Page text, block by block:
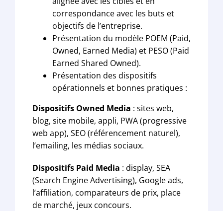
correspondance avec les buts et
objectifs de l’entreprise.
Présentation du modèle POEM (Paid,
Owned, Earned Media) et PESO (Paid
Earned Shared Owned).
Présentation des dispositifs
opérationnels et bonnes pratiques :
Dispositifs Owned Media : sites web,
blog, site mobile, appli, PWA (progressive
web app), SEO (référencement naturel),
l’emailing, les médias sociaux.
Dispositifs Paid Media : display, SEA
(Search Engine Advertising), Google ads,
l’affiliation, comparateurs de prix, place
de marché, jeux concours.